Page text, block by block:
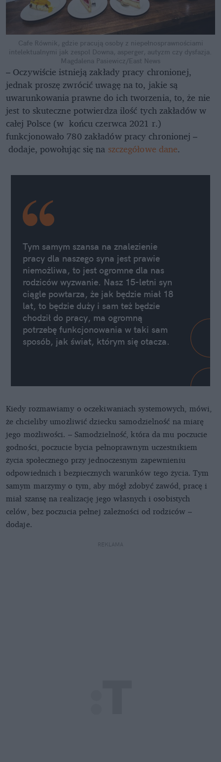
Cafe Równik, gdzie pracują osoby z niepełnosprawnościami
intelektualnymi jak zespol Downa, asperger, autyzm czy dysfazja.
Magdalena Pasiewicz/East News
– Oczywiście istnieją zakłady pracy chronionej,
jednak proszę zwrócić uwagę na to, jakie są
uwarunkowania prawne do ich tworzenia, to, że nie
jest to skuteczne potwierdza ilość tych zakładów w
całej Polsce (w końcu czerwca 2021 r.)
funkcjonowało 780 zakładów pracy chronionej –
dodaje, powołując się na szczegółowe dane.
Tym samym szansa na znalezienie
pracy dla naszego syna jest prawie
niemożliwa, to jest ogromne dla nas
rodziców wyzwanie. Nasz 15-letni syn
ciągle powtarza, że jak będzie miał 18
lat, to będzie duży i sam też będzie
chodził do pracy, ma ogromną
potrzebę funkcjonowania w taki sam
sposób, jak świat, którym się otacza.
Kiedy rozmawiamy o oczekiwaniach systemowych, mówi,
że chcieliby umożliwić dziecku samodzielność na miarę
jego możliwości. – Samodzielność, która da mu poczucie
godności, poczucie bycia pełnoprawnym uczestnikiem
życia społecznego przy jednoczesnym zapewnieniu
odpowiednich i bezpiecznych warunków tego życia. Tym
samym marzymy o tym, aby mógł zdobyć zawód, pracę i
miał szansę na realizację jego własnych i osobistych
celów, bez poczucia pełnej zależności od rodziców –
dodaje.
REKLAMA